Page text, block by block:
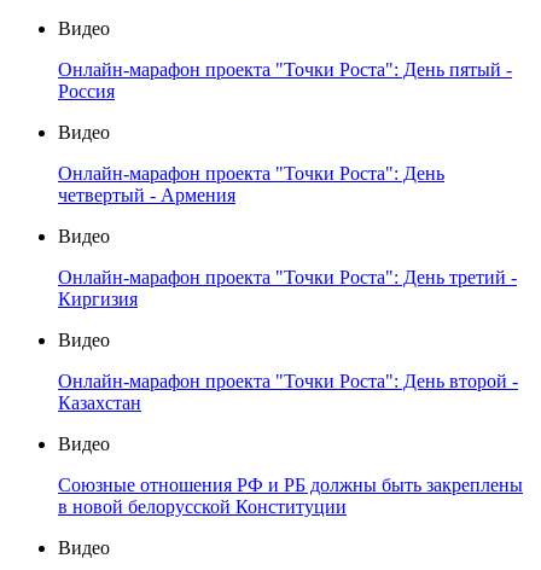
Видео
Онлайн-марафон проекта "Точки Роста": День пятый -
Россия
Видео
Онлайн-марафон проекта "Точки Роста": День
четвертый - Армения
Видео
Онлайн-марафон проекта "Точки Роста": День третий -
Киргизия
Видео
Онлайн-марафон проекта "Точки Роста": День второй -
Казахстан
Видео
Союзные отношения РФ и РБ должны быть закреплены
в новой белорусской Конституции
Видео